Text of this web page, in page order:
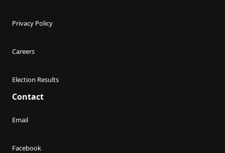
Privacy Policy
Careers
Election Results
Contact
Email
Facebook